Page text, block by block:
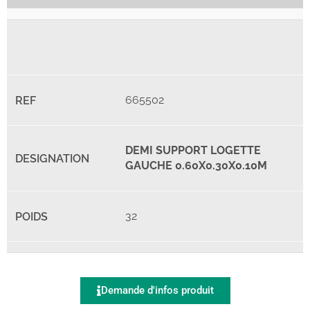
665502
DEMI SUPPORT LOGETTE
GAUCHE 0.60X0.30X0.10M
32
Demande d'infos produit